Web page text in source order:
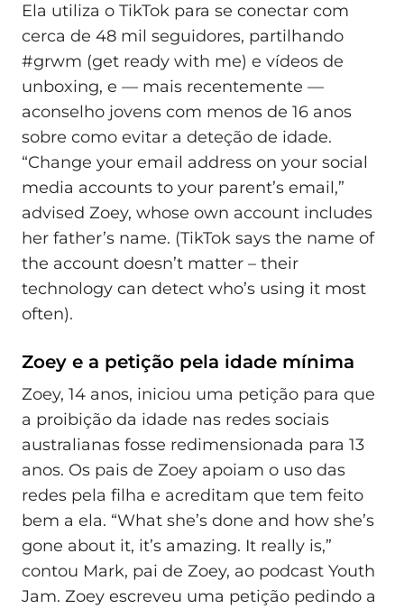
Ela utiliza o TikTok para se conectar com
cerca de 48 mil seguidores, partilhando
#grwm (get ready with me) e vídeos de
unboxing, e — mais recentemente —
aconselho jovens com menos de 16 anos
sobre como evitar a deteção de idade.
“Change your email address on your social
media accounts to your parent’s email,”
advised Zoey, whose own account includes
her father’s name. (TikTok says the name of
the account doesn’t matter – their
technology can detect who’s using it most
often).
Zoey e a petição pela idade mínima
Zoey, 14 anos, iniciou uma petição para que
a proibição da idade nas redes sociais
australianas fosse redimensionada para 13
anos. Os pais de Zoey apoiam o uso das
redes pela filha e acreditam que tem feito
bem a ela. “What she’s done and how she’s
gone about it, it’s amazing. It really is,”
contou Mark, pai de Zoey, ao podcast Youth
Jam. Zoey escreveu uma petição pedindo a